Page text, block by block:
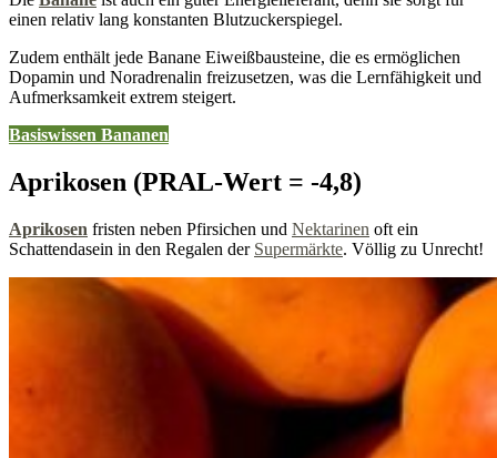
einen relativ lang konstanten Blutzuckerspiegel.
Zudem enthält jede Banane Eiweißbausteine, die es ermöglichen
Dopamin und Noradrenalin freizusetzen, was die Lernfähigkeit und
Aufmerksamkeit extrem steigert.
Basiswissen Bananen
Aprikosen (PRAL-Wert = -4,8)
Aprikosen fristen neben Pfirsichen und Nektarinen oft ein
Schattendasein in den Regalen der Supermärkte. Völlig zu Unrecht!